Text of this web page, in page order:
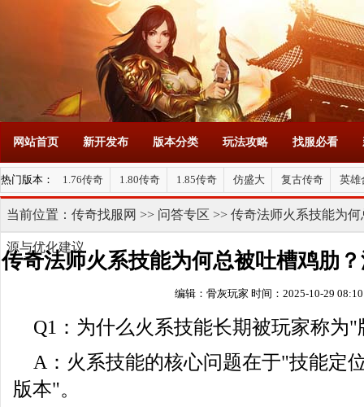
网站首页 新开发布 版本分类 玩法攻略 找服必看
热门版本： 1.76传奇 1.80传奇 1.85传奇 仿盛大 复古传奇 英雄
当前位置： 传奇找服网 >> 问答专区 >> 传奇法师火系技能为
源与优化建议
传奇法师火系技能为何总被吐槽鸡肋
优化建议
编辑：骨灰玩家 时间：2025-10-29
Q1：为什么火系技能长期被玩家称为
A：火系技能的核心问题在于"技能定
版本"。